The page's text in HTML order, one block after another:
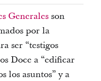
Generalesson
por la
ser “testigos
Doce a “edificar
los asuntos” y a